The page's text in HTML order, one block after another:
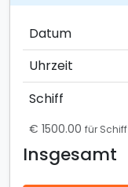
Datum
Uhrzeit
Schiff
€ 1500.00 für Schiff
Insgesamt